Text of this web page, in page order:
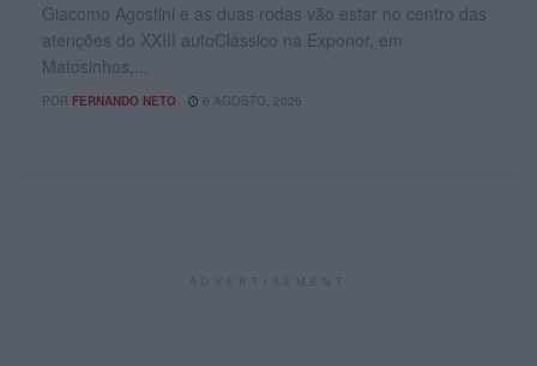
Giacomo Agostini e as duas rodas vão estar no centro das
atenções do XXIII autoClássico na Exponor, em
Matosinhos,...
POR FERNANDO NETO 6 AGOSTO, 2026